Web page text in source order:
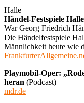
Halle
Händel-Festspiele
War Georg Friedrich
Die Händelfestspiele
Männlichkeit heute wie
Playmobil-Oper:
heran (Podcast)
mdr.de